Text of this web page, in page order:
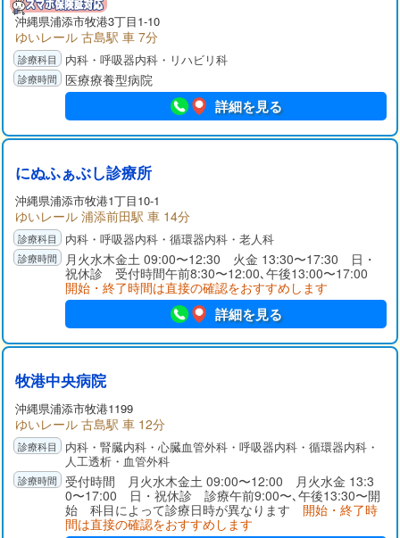
沖縄県浦添市牧港3丁目1-10
ゆいレール 古島駅 車 7分
内科・呼吸器内科・リハビリ科
医療療養型病院
詳細を見る
にぬふぁぶし診療所
沖縄県浦添市牧港1丁目10-1
ゆいレール 浦添前田駅 車 14分
内科・呼吸器内科・循環器内科・老人科
月火水木金土 09:00〜12:30 火金 13:30〜17:30 日・
祝休診 受付時間午前8:30〜12:00､午後13:00〜17:00
開始・終了時間は直接の確認をおすすめします
詳細を見る
牧港中央病院
沖縄県浦添市牧港1199
ゆいレール 古島駅 車 12分
内科・腎臓内科・心臓血管外科・呼吸器内科・循環器内科・
人工透析・血管外科
受付時間 月火水木金土 09:00〜12:00 月火水金 13:3
0〜17:00 日・祝休診 診療午前9:00〜､午後13:30〜開
始 科目によって診療日時が異なります 開始・終了時
間は直接の確認をおすすめします